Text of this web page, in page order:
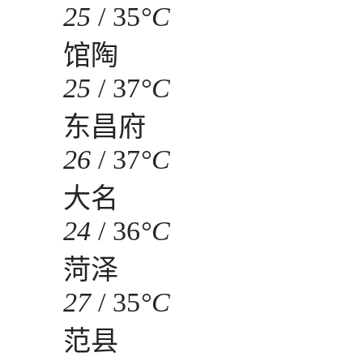
25 /35°C
馆陶
25 /37°C
东昌府
26 /37°C
大名
24 /36°C
菏泽
27 /35°C
范县